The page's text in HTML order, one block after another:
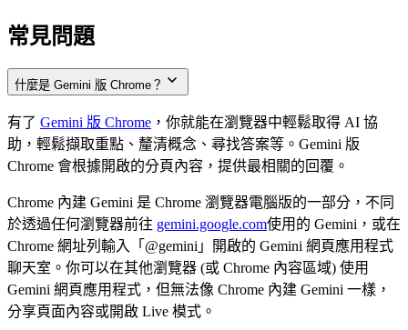
常見問題
什麼是 Gemini 版 Chrome？
有了 Gemini 版 Chrome ，你就能在瀏覽器中輕鬆取得 AI 協
助，輕鬆擷取重點、釐清概念、尋找答案等。Gemini 版
Chrome 會根據開啟的分頁內容，提供最相關的回覆。
Chrome 內建 Gemini 是 Chrome 瀏覽器電腦版的一部分，不同
於透過任何瀏覽器前往 gemini.google.com使用的 Gemini，或在
Chrome 網址列輸入「@gemini」開啟的 Gemini 網頁應用程式
聊天室。你可以在其他瀏覽器 (或 Chrome 內容區域) 使用
Gemini 網頁應用程式，但無法像 Chrome 內建 Gemini 一樣，
分享頁面內容或開啟 Live 模式。